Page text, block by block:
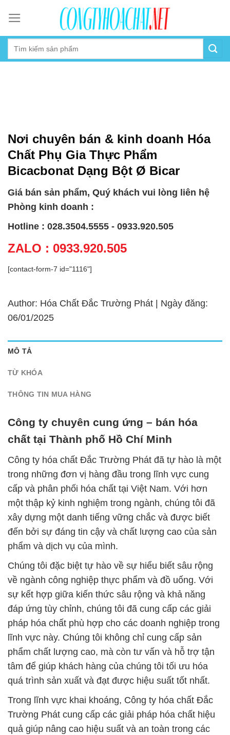
content
Nơi chuyên bán & kinh doanh Hóa
Chất Phụ Gia Thực Phẩm
Bicacbonat Dạng Bột Ø Bicar
Giá bán sản phẩm, Quý khách vui lòng liên hệ
Phòng kinh doanh :
Hotline : 028.3504.5555 - 0933.920.505
ZALO : 0933.920.505
[contact-form-7 id="1116"]
Author: Hóa Chất Đắc Trường Phát | Ngày đăng:
06/01/2025
MÔ TẢ
TỪ KHÓA
THÔNG TIN MUA HÀNG
Công ty chuyên cung ứng – bán hóa
chất tại Thành phố Hồ Chí Minh
Công ty hóa chất Đắc Trường Phát đã tự hào là một
trong những đơn vị hàng đầu trong lĩnh vực cung
cấp và phân phối hóa chất tại Việt Nam. Với hơn
một thập kỷ kinh nghiệm trong ngành, chúng tôi đã
xây dựng một danh tiếng vững chắc và được biết
đến bởi sự đáng tin cậy và chất lượng cao của sản
phẩm và dịch vụ của mình.
Chúng tôi đặc biệt tự hào về sự hiểu biết sâu rộng
về ngành công nghiệp thực phẩm và đồ uống. Với
sự kết hợp giữa kiến thức sâu rộng và khả năng
đáp ứng tùy chỉnh, chúng tôi đã cung cấp các giải
pháp hóa chất phù hợp cho các doanh nghiệp trong
lĩnh vực này. Chúng tôi không chỉ cung cấp sản
phẩm chất lượng cao, mà còn tư vấn và hỗ trợ tận
tâm để giúp khách hàng của chúng tôi tối ưu hóa
quá trình sản xuất và đạt được hiệu suất tốt nhất.
Trong lĩnh vực khai khoáng, Công ty hóa chất Đắc
Trường Phát cung cấp các giải pháp hóa chất hiệu
quả giúp nâng cao hiệu suất và an toàn trong các